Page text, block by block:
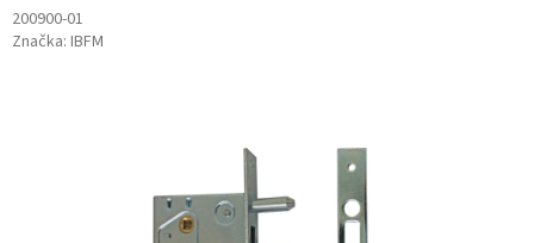
200900-01
Značka: IBFM